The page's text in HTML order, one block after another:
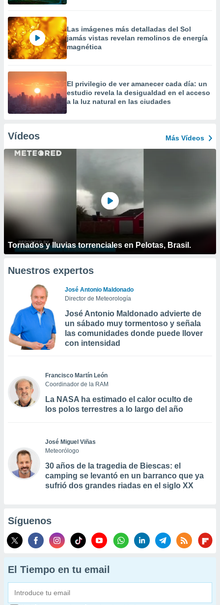
Las imágenes más detalladas del Sol
jamás vistas revelan remolinos de energía
magnética
El privilegio de ver amanecer cada día: un
estudio revela la desigualdad en el acceso
a la luz natural en las ciudades
Vídeos Más Vídeos
Tornados y lluvias torrenciales en Pelotas, Brasil.
Nuestros expertos
José Antonio Maldonado
Director de Meteorología
José Antonio Maldonado advierte de
un sábado muy tormentoso y señala
las comunidades donde puede llover
con intensidad
Francisco Martín León
Coordinador de la RAM
La NASA ha estimado el calor oculto de
los polos terrestres a lo largo del año
José Miguel Viñas
Meteorólogo
30 años de la tragedia de Biescas: el
camping se levantó en un barranco que ya
sufrió dos grandes riadas en el siglo XX
Síguenos
El Tiempo en tu email